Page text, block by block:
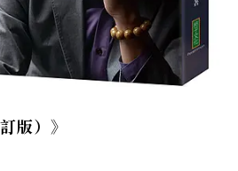
版）》